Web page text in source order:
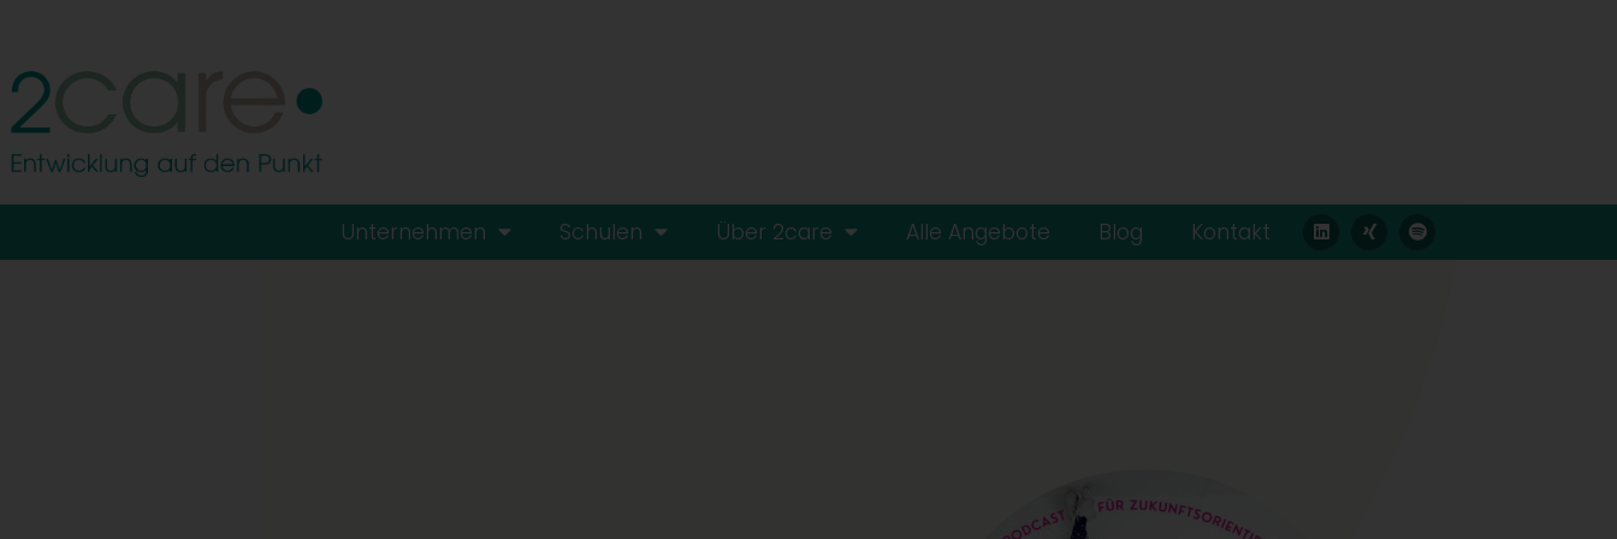
Unternehmen Schulen Über 2care Alle Angebote Blog Kontakt